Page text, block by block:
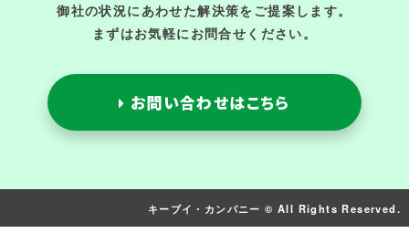
御社の状況にあわせた解決策をご提案します。
まずはお気軽にお問合せください。
お問い合わせはこちら
キーブイ・カンパニー © All Rights Reserved.